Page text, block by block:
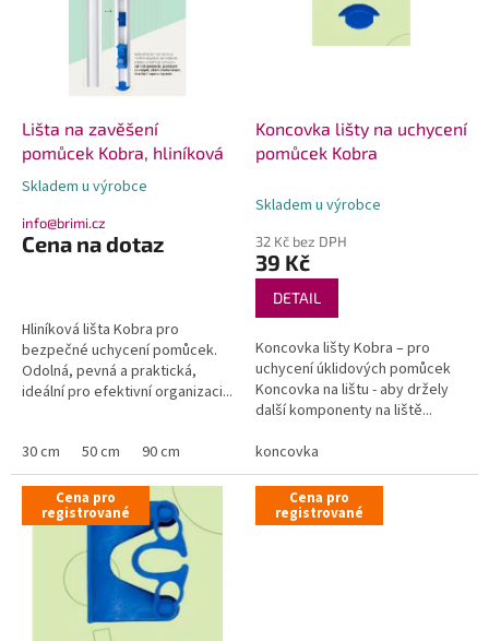
Lišta na zavěšení
pomůcek Kobra, hliníková
Průměrné
produktu
je
hvězdiček.
Skladem u výrobce
info@brimi.cz
Cena na dotaz
Hliníková lišta Kobra pro
bezpečné uchycení pomůcek.
Odolná, pevná a praktická,
ideální pro efektivní organizaci...
30 cm 50 cm 90 cm
Koncovka lišty na uchycení
pomůcek Kobra
Skladem u výrobce
32 Kč bez DPH
39 Kč
DETAIL
Koncovka lišty Kobra – pro
uchycení úklidových pomůcek
Koncovka na lištu - aby držely
další komponenty na liště...
koncovka
Cena pro
registrované
Cena pro
registrované